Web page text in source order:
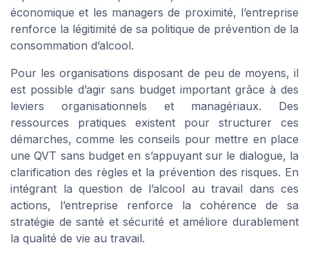
économique et les managers de proximité, l’entreprise
renforce la légitimité de sa politique de prévention de la
consommation d’alcool.
Pour les organisations disposant de peu de moyens, il
est possible d’agir sans budget important grâce à des
leviers organisationnels et managériaux. Des
ressources pratiques existent pour structurer ces
démarches, comme les conseils pour mettre en place
une QVT sans budget en s’appuyant sur le dialogue, la
clarification des règles et la prévention des risques. En
intégrant la question de l’alcool au travail dans ces
actions, l’entreprise renforce la cohérence de sa
stratégie de santé et sécurité et améliore durablement
la qualité de vie au travail.